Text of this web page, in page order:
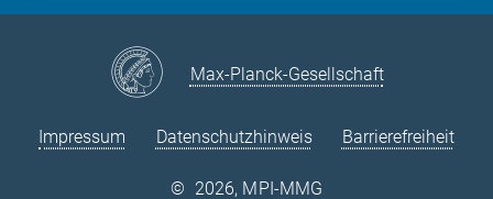
Max-Planck-Gesellschaft
Impressum Datenschutzhinweis Barrierefreiheit
© 2026, MPI-MMG